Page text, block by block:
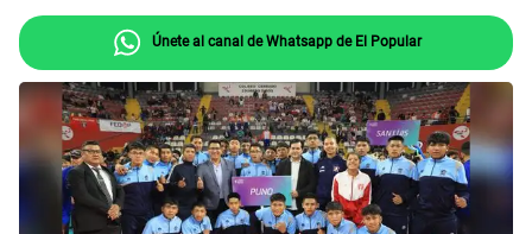
Únete al canal de Whatsapp de El Popular